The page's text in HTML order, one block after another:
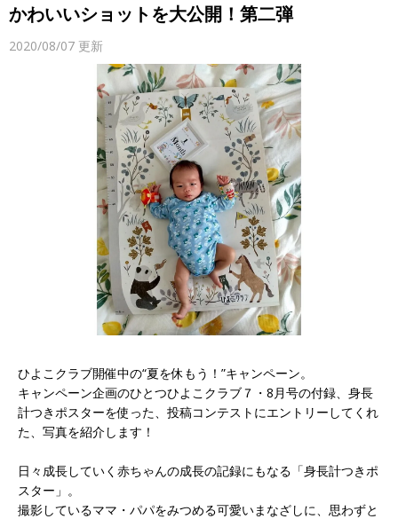
かわいいショットを大公開！第二弾
2020/08/07 更新
ひよこクラブ開催中の“夏を休もう！”キャンペーン。
キャンペーン企画のひとつひよこクラブ７・8月号の付録、身長
計つきポスターを使った、投稿コンテストにエントリーしてくれ
た、写真を紹介します！
日々成長していく赤ちゃんの成長の記録にもなる「身長計つきポ
スター」。
撮影しているママ・パパをみつめる可愛いまなざしに、思わずと